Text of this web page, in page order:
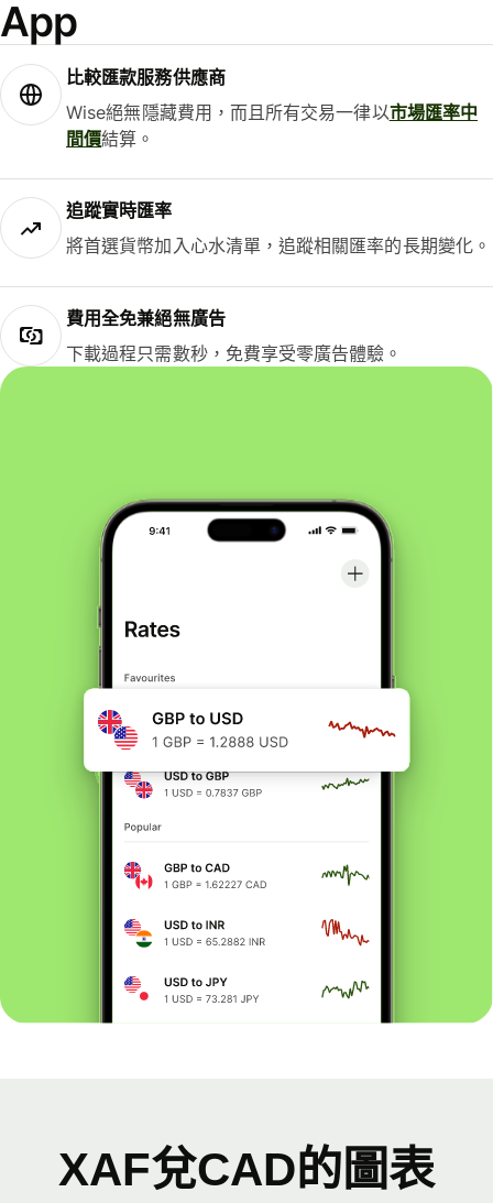
App
比較匯款服務供應商
Wise絕無隱藏費用，而且所有交易一律以市場匯率中
間價結算。
追蹤實時匯率
將首選貨幣加入心水清單，追蹤相關匯率的長期變化。
費用全免兼絕無廣告
下載過程只需數秒，免費享受零廣告體驗。
XAF兌CAD的圖表